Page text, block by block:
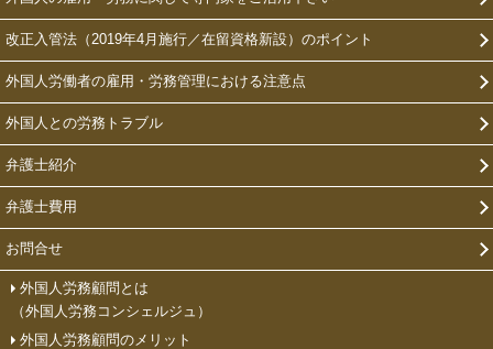
改正入管法（2019年4月施行／在留資格新設）のポイント
外国人労働者の雇用・労務管理における注意点
外国人との労務トラブル
弁護士紹介
弁護士費用
お問合せ
外国人労務顧問とは
（外国人労務コンシェルジュ）
外国人労務顧問のメリット